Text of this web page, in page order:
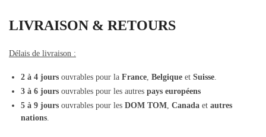
LIVRAISON & RETOURS
Délais de livraison :
2 à 4 jours ouvrables pour la France, Belgique et Suisse.
3 à 6 jours ouvrables pour les autres pays européens
5 à 9 jours ouvrables pour les DOM TOM, Canada et autres
nations.